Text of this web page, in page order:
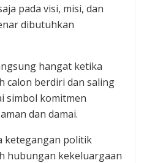
pada visi, misi, dan
dibutuhkan
hangat ketika
calon berdiri dan saling
simbol komitmen
dan damai.
ketegangan politik
hubungan kekeluargaan